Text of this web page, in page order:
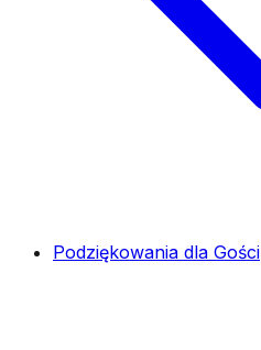
Podziękowania dla Gości